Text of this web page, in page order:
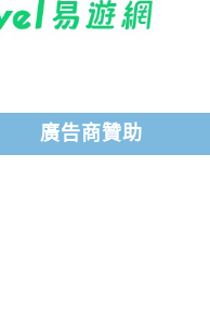
廣告商贊助